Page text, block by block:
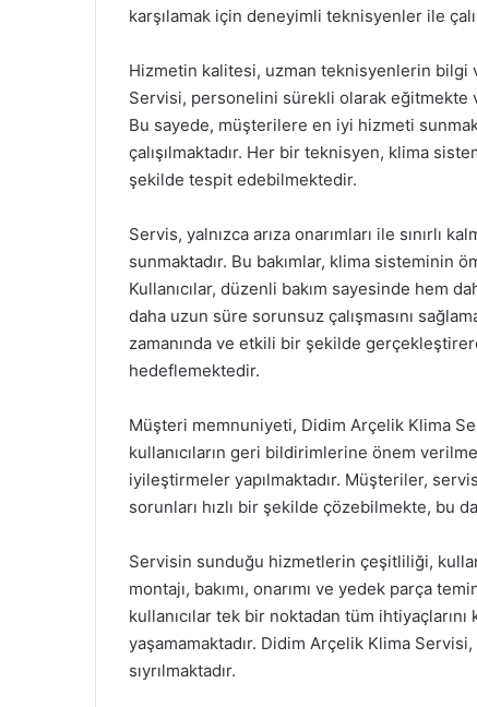
karşılamak için deneyimli teknisyenler ile
Hizmetin kalitesi, uzman teknisyenlerin
Servisi, personelini sürekli olarak eğitmekte
Bu sayede, müşterilere en iyi hizmeti
çalışılmaktadır. Her bir teknisyen, klima
şekilde tespit edebilmektedir.
Servis, yalnızca arıza onarımları ile sınırlı
sunmaktadır. Bu bakımlar, klima sisteminin
Kullanıcılar, düzenli bakım sayesinde hem
daha uzun süre sorunsuz çalışmasını
zamanında ve etkili bir şekilde
hedeflemektedir.
Müşteri memnuniyeti, Didim Arçelik Klima
kullanıcıların geri bildirimlerine önem
iyileştirmeler yapılmaktadır. Müşteriler,
sorunları hızlı bir şekilde çözebilmekte, bu
Servisin sunduğu hizmetlerin çeşitliliği,
montajı, bakımı, onarımı ve yedek parça
kullanıcılar tek bir noktadan tüm
yaşamamaktadır. Didim Arçelik Klima
sıyrılmaktadır.